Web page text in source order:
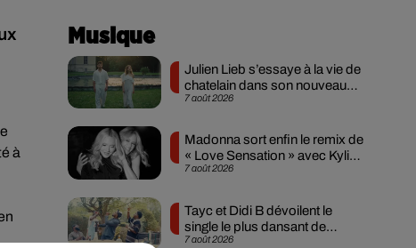
à
Musique
7 août 2026
Julien Lieb s’essaye à la vie de
chatelain dans son nouveau
clip
7 août 2026
Madonna sort enfin le remix de
« Love Sensation » avec Kylie
Minogue
7 août 2026
Tayc et Didi B dévoilent le
single le plus dansant de
l’année